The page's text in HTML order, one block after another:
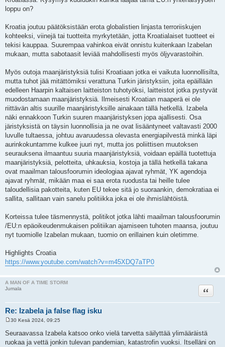
loppu on?
Kroatia joutuu päätöksistään erota globalistien linjasta terroriiskujen
kohteeksi, viinejä tai tuotteita myrkytetään, jotta Kroatialaiset tuotteet ei
tekisi kauppaa. Suurempaa vahinkoa eivät onnistu kuitenkaan Izabelan
mukaan, mutta sabotaasit leviää mahdollisesti myös öljyvarastoihin.
Myös outoja maanjäristyksiä tulisi Kroatiaan jotka ei vaikuta luonnollisilta,
mutta tuhot jää mitättömiksi verattuna Turkin järistyksiin, joita epäillään
edelleen Haarpin kaltaisen laitteiston tuhotyöksi, laitteistot jotka pystyvät
muodostamaan maanjäristyksiä. Ilmeisesti Kroatian maaperä ei ole
riittävän altis suurille maanjäristyksille ainakaan tällä hetkellä. Izabela
näki ennakkoon Turkin suuren maanjäristyksen jopa ajallisesti. Osa
järistyksistä on täysin luonnollisia ja ne ovat lisääntyneet valtavasti 2000
luvulle tultaessa, johtuu avaruudessa olevasta energiapilvestä minkä läpi
aurinkokuntamme kulkee juuri nyt, mutta jos poliittisen muutoksen
seurauksena ilmaantuu suuria maanjäristyksiä, voidaan epäillä tuotettuja
maanjäristyksiä, pelotteita, uhkauksia, kostoja ja tällä hetkellä takana
ovat maailman talousfoorumin ideologiaa ajavat ryhmät, YK agendoja
ajavat ryhmät, mikään maa ei saa erota ruodusta tai heille tulee
taloudellisia pakotteita, kuten EU tekee sitä jo suoraankin, demokratiaa ei
sallita, sallitaan vain sanelu politiikka joka ei ole ihmislähtöistä.
Korteissa tulee täsmennystä, politikot jotka lähti maailman talousfoorumin
/EU:n epäoikeudenmukaisen politiikan ajamiseen tuhoten maansa, joutuu
nyt tuomiolle Izabelan mukaan, tuomio on erillainen kuin oletimme.
Highlights Croatia
https://www.youtube.com/watch?v=m45XDQ7aTP0
A MAN OF A TIME STORM
Jumala
Re: Izabela ja false flag isku
Lainaa
e
s
30 Kesä 2024, 09:25
Seuraavassa Izabela katsoo onko vielä tarvetta säilyttää ylimääräistä
ruokaa ja vettä jonkin tulevan pandemian, katastrofin vuoksi. Itselläni on